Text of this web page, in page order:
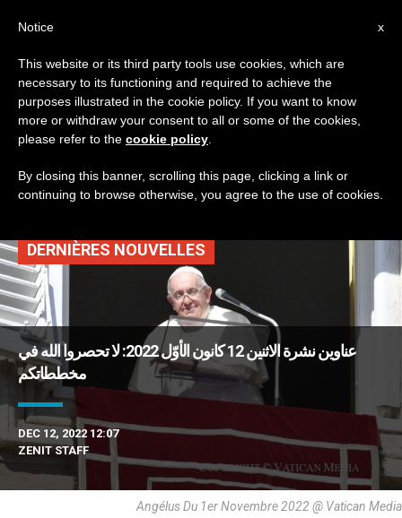
TAG
Posts Tagged ‘سنة
مريمية’
DERNIÈRES NOUVELLES
عناوين نشرة الاثنين 12 كانون الأوّل 2022: لا تحصروا الله في
مخططاتكم
DEC 12, 2022 12:07
ZENIT STAFF
Angélus Du 1er Novembre 2022 @ Vatican Media
x
Notice
This website or its third party tools use cookies, which are
necessary to its functioning and required to achieve the
purposes illustrated in the cookie policy. If you want to know
more or withdraw your consent to all or some of the cookies,
please refer to the cookie policy
By closing this banner, scrolling this page, clicking a link or
continuing to browse otherwise, you agree to the use of cookies.